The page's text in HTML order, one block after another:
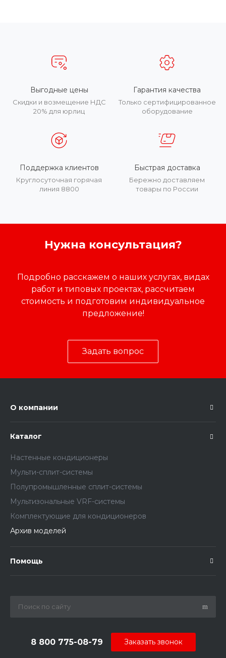
Выгодные цены
Скидки и возмещение НДС
20% для юрлиц
Гарантия качества
Только сертифицированное
оборудование
Поддержка клиентов
Круглосуточная горячая
линия 8800
Быстрая доставка
Бережно доставляем
товары по России
Нужна консультация?
Подробно расскажем о наших услугах, видах
работ и типовых проектах, рассчитаем
стоимость и подготовим индивидуальное
предложение!
Задать вопрос
О компании
Каталог
Настенные кондиционеры
Мульти-сплит-системы
Полупромышленные сплит-системы
Мультизональные VRF-системы
Комплектующие для кондиционеров
Архив моделей
Помощь
8 800 775-08-79 Заказать звонок